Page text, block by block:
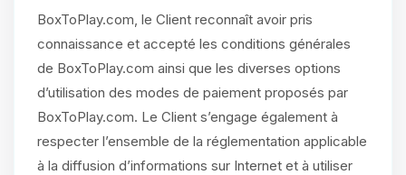
BoxToPlay.com, le Client reconnaît avoir pris
connaissance et accepté les conditions générales
de BoxToPlay.com ainsi que les diverses options
d’utilisation des modes de paiement proposés par
BoxToPlay.com. Le Client s’engage également à
respecter l’ensemble de la réglementation applicable
à la diffusion d’informations sur Internet et à utiliser